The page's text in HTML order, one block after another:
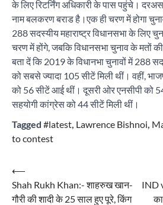
के लिए रिटर्निंग अधिकारी के पास पहुंचे।
नाम बलकरण बराड है।एक ही चरण में होगा
288 सदस्यीय महाराष्ट्र विधानसभा के लिए
चरण में होंगे, जबकि विधानसभा चुनाव के मतों
बता दें कि 2019 के विधानभा चुनावों में 288
को सबसे ज्यादा 105 सीटें मिली थीं। वहीं,
को 56 सीटें आई थीं। दूसरी ओर एनसीपी को
सहयोगी कांग्रेस को 44 सीटें मिली थीं।
Tagged #latest, Lawrence Bishnoi,
to contest
Post
navigation
⟵
Shah Rukh Khan:- शाहरुख खान-
गौरी की शादी के 25 साल हुए पूरे, किंग
IND